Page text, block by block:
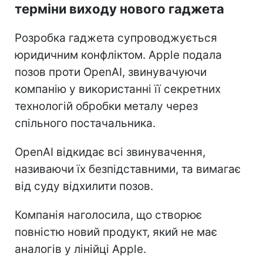
терміни виходу нового гаджета
Розробка гаджета супроводжується
юридичним конфліктом. Apple подала
позов проти OpenAI, звинувачуючи
компанію у використанні її секретних
технологій обробки металу через
спільного постачальника.
OpenAI відкидає всі звинувачення,
називаючи їх безпідставними, та вимагає
від суду відхилити позов.
Компанія наголосила, що створює
повністю новий продукт, який не має
аналогів у лінійці Apple.